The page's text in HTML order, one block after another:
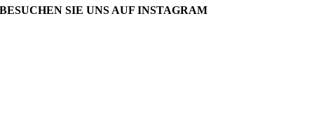
BESUCHEN SIE UNS AUF INSTAGRAM